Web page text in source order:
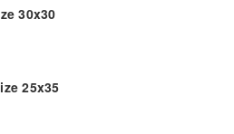
30x30
25x35